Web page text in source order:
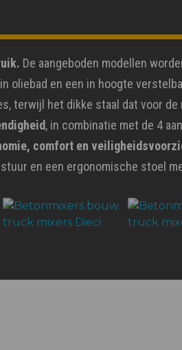
De aangeboden modellen
en een in hoogte
terwijl het dikke staal dat voor
, in combinatie met de 4
comfort en
en een ergonomische stoel